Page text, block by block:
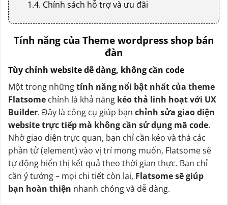
1.4. Chính sách hỗ trợ và ưu đãi
Tính năng của Theme wordpress shop bán
đàn
Tùy chỉnh website dễ dàng, không cần code
Một trong nhữngtính năng nổi bật nhất của theme
Flatsome chính là khả năng kéo thả linh hoạt với UX
Builder. Đây là công cụ giúp bạn chỉnh sửa giao diện
website trực tiếp mà không cần sử dụng mã code.
Nhờ giao diện trực quan, bạn chỉ cần kéo và thả các
phần tử (element) vào vị trí mong muốn, Flatsome sẽ
tự động hiển thị kết quả theo thời gian thực. Bạn chỉ
cần ý tưởng – mọi chi tiết còn lại, Flatsome sẽ giúp
bạn hoàn thiện nhanh chóng và dễ dàng.